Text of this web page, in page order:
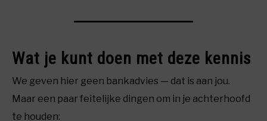
Wat je kunt doen met deze kennis
We geven hier geen bankadvies — dat is aan jou.
Maar een paar feitelijke dingen om in je achterhoofd
te houden: